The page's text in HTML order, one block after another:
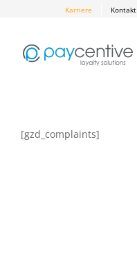
content
Karriere Kontakt
[gzd_complaints]